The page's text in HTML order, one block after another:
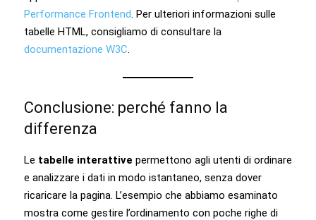
Performance Frontend. Per ulteriori informazioni sulle
tabelle HTML, consigliamo di consultare la
documentazione W3C.
Conclusione: perché fanno la
differenza
Le tabelle interattive permettono agli utenti di ordinare
e analizzare i dati in modo istantaneo, senza dover
ricaricare la pagina. L’esempio che abbiamo esaminato
mostra come gestire l’ordinamento con poche righe di